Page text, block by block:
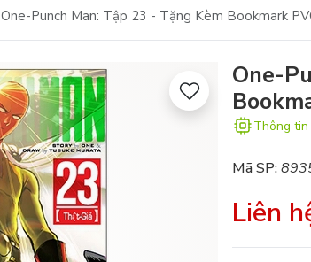
One-Punch Man: Tập 23 - Tặng Kèm Bookmark
One-
Thông tin
Mã SP:
Liên